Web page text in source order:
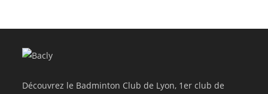
Découvrez le Badminton Club de Lyon, 1er club de